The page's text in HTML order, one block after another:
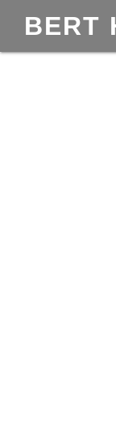
BERT